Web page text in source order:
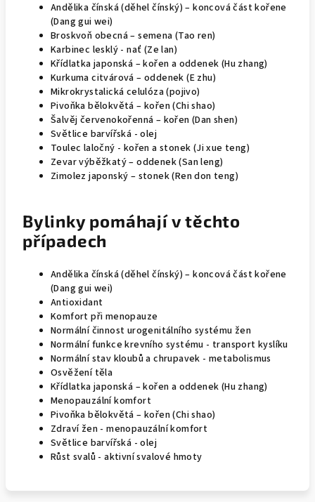
Andělika čínská (děhel čínský) – koncová část kořene
(Dang gui wei)
Broskvoň obecná – semena (Tao ren)
Karbinec lesklý - nať (Ze lan)
Křídlatka japonská – kořen a oddenek (Hu zhang)
Kurkuma citvárová – oddenek (E zhu)
Mikrokrystalická celulóza (pojivo)
Pivoňka bělokvětá – kořen (Chi shao)
Šalvěj červenokořenná – kořen (Dan shen)
Světlice barvířská - olej
Toulec laločný - kořen a stonek (Ji xue teng)
Zevar výběžkatý – oddenek (San leng)
Zimolez japonský – stonek (Ren don teng)
Bylinky pomáhají v těchto
případech
Andělika čínská (děhel čínský) – koncová část kořene
(Dang gui wei)
Antioxidant
Komfort při menopauze
Normální činnost urogenitálního systému žen
Normální funkce krevního systému - transport kyslíku
Normální stav kloubů a chrupavek - metabolismus
Osvěžení těla
Křídlatka japonská – kořen a oddenek (Hu zhang)
Menopauzální komfort
Pivoňka bělokvětá – kořen (Chi shao)
Zdraví žen - menopauzální komfort
Světlice barvířská - olej
Růst svalů - aktivní svalové hmoty